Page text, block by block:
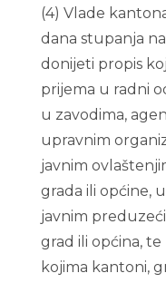
(4) Vlade
dana stupanja
donijeti propis
prijema u radni
u zavodima,
upravnim
javnim
grada ili općine,
javnim
grad ili općina,
kojima kantoni,